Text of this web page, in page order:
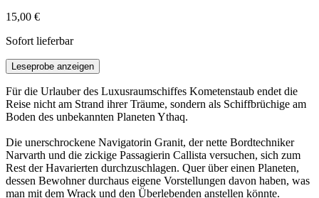
15,00 €
Sofort lieferbar
Leseprobe anzeigen
Für die Urlauber des Luxusraumschiffes Kometenstaub endet die
Reise nicht am Strand ihrer Träume, sondern als Schiffbrüchige am
Boden des unbekannten Planeten Ythaq.
Die unerschrockene Navigatorin Granit, der nette Bordtechniker
Narvarth und die zickige Passagierin Callista versuchen, sich zum
Rest der Havarierten durchzuschlagen. Quer über einen Planeten,
dessen Bewohner durchaus eigene Vorstellungen davon haben, was
man mit dem Wrack und den Überlebenden anstellen könnte.